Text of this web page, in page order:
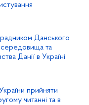
радником Данського
середовища та
Данії в Україні
прийняти
читанні та в